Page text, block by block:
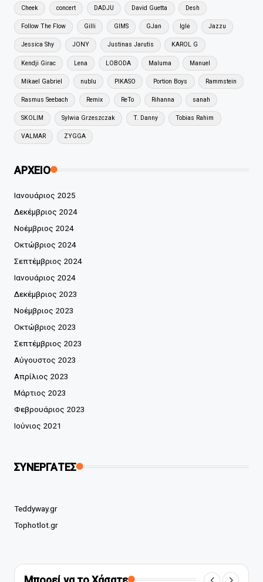
Cheek concert DADJU David Guetta Desh
Follow The Flow Gilli GIMS GJan Iglė Jazzu
Jessica Shy JONY Justinas Jarutis KAROL G
Kendji Girac Lena LOBODA Maluma Manuel
Mikael Gabriel nublu PIKASO Portion Boys Rammstein
Rasmus Seebach Remix ReTo Rihanna sanah
SKOLIM Sylwia Grzeszczak T. Danny Tobias Rahim
VALMAR ZYGGA
ΑΡΧΕΙΟ
Ιανουάριος 2025
Δεκέμβριος 2024
Νοέμβριος 2024
Οκτώβριος 2024
Σεπτέμβριος 2024
Ιανουάριος 2024
Δεκέμβριος 2023
Νοέμβριος 2023
Οκτώβριος 2023
Σεπτέμβριος 2023
Αύγουστος 2023
Απρίλιος 2023
Μάρτιος 2023
Φεβρουάριος 2023
Ιούνιος 2021
ΣΥΝΕΡΓΑΤΕΣ
Teddyway.gr
Tophotlot.gr